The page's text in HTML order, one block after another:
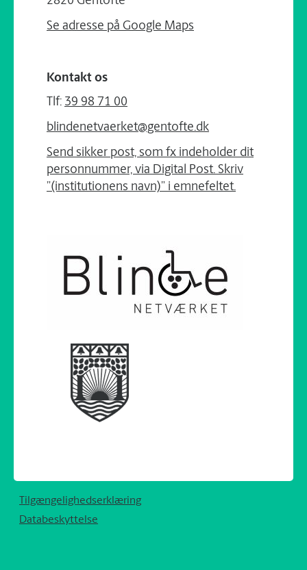
Se adresse på Google Maps
Kontakt os
Tlf: 39 98 71 00
blindenetvaerket@gentofte.dk
Send sikker post, som fx indeholder dit
personnummer, via Digital Post. Skriv
”(institutionens navn)” i emnefeltet.
Tilgængelighedserklæring
Databeskyttelse